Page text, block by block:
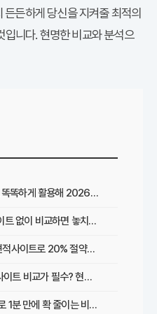
든하게 당신을 지켜줄 최적의
니다. 현명한 비교와 분석으
자동차보험료비교견적사이트, 똑똑하게 활용해 2026년 최저가 찾는 꿀팁
2026 자동차보험료, 견적 사이트 없이 비교하면 놓치는 이것은?
2026년 자동차보험료, 비교견적사이트로 20% 절약한 리얼 경험담
자동차보험료비교견적, 여러 사이트 비교가 필수? 현명한 선택 가이드
내 차 보험료, 비교견적사이트로 1분 만에 확 줄이는 비법은?